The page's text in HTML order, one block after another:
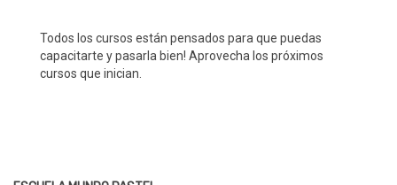
Todos los cursos están pensados para que puedas
capacitarte y pasarla bien! Aprovecha los próximos
cursos que inician.